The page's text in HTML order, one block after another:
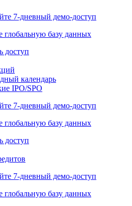
7-дневный демо-доступ
глобальную базу данных
доступ
календарь
IPO/SPO
7-дневный демо-доступ
глобальную базу данных
доступ
7-дневный демо-доступ
глобальную базу данных